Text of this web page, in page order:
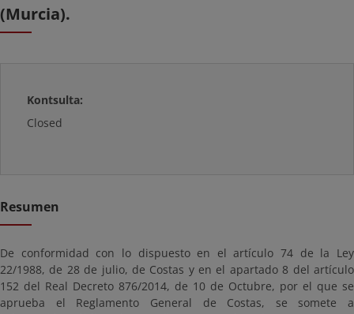
(Murcia).
Kontsulta:
Closed
Resumen
De conformidad con lo dispuesto en el artículo 74 de la Ley
22/1988, de 28 de julio, de Costas y en el apartado 8 del artículo
152 del Real Decreto 876/2014, de 10 de Octubre, por el que se
aprueba el Reglamento General de Costas, se somete a